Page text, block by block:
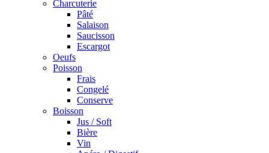
Charcuterie
Pâté
Salaison
Saucisson
Escargot
Oeufs
Poisson
Frais
Congelé
Conserve
Boisson
Jus / Soft
Bière
Vin